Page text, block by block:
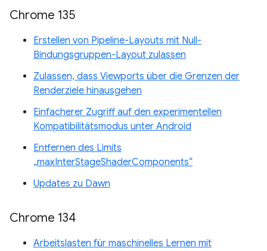
Chrome 135
Erstellen von Pipeline-Layouts mit Null-
Bindungsgruppen-Layout zulassen
Zulassen, dass Viewports über die Grenzen der
Renderziele hinausgehen
Einfacherer Zugriff auf den experimentellen
Kompatibilitätsmodus unter Android
Entfernen des Limits
„maxInterStageShaderComponents“
Updates zu Dawn
Chrome 134
Arbeitslasten für maschinelles Lernen mit